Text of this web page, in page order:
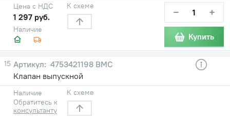
Наличие
Цена с НДС
1 297 руб.
К схеме − +
Купить
15
4753421198 ВМС
Клапан выпускной
Наличие
Обратитесь к
консультанту
К схеме